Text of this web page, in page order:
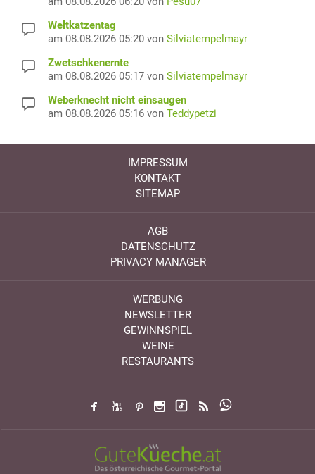
Weltkatzentag
am 08.08.2026 05:20 von Silviatempelmayr
Zwetschkenernte
am 08.08.2026 05:17 von Silviatempelmayr
Weberknecht nicht einsaugen
am 08.08.2026 05:16 von Teddypetzi
IMPRESSUM
KONTAKT
SITEMAP
AGB
DATENSCHUTZ
PRIVACY MANAGER
WERBUNG
NEWSLETTER
GEWINNSPIEL
WEINE
RESTAURANTS